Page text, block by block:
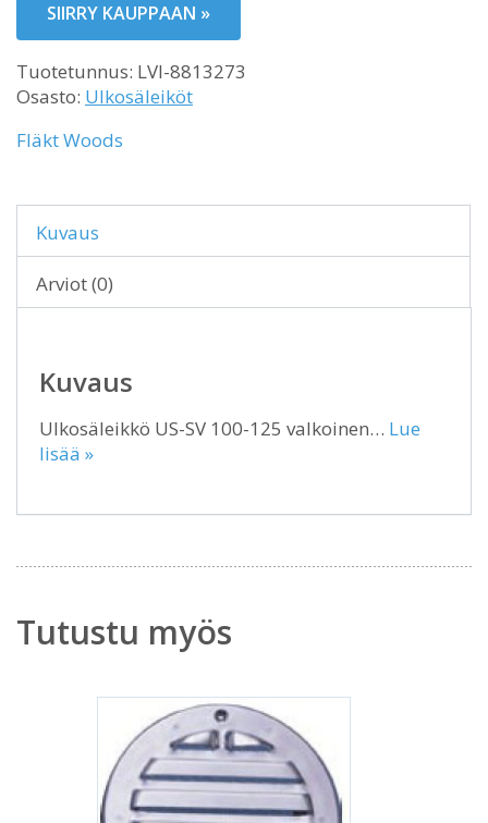
SIIRRY KAUPPAAN »
Tuotetunnus: LVI-8813273
Osasto: Ulkosäleiköt
Fläkt Woods
Kuvaus
Arviot (0)
Kuvaus
Ulkosäleikkö US-SV 100-125 valkoinen… Lue
lisää »
Tutustu myös